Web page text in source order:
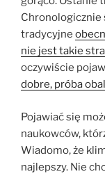
Chronologicznie
tradycyjne
nie jest takie
oczywiście
dobre, próba
Pojawiać się
naukowców,
Wiadomo, że
najlepszy. Nie